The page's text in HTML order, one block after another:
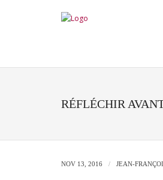
RÉFLÉCHIR
NOV 13, 2016 JEAN-